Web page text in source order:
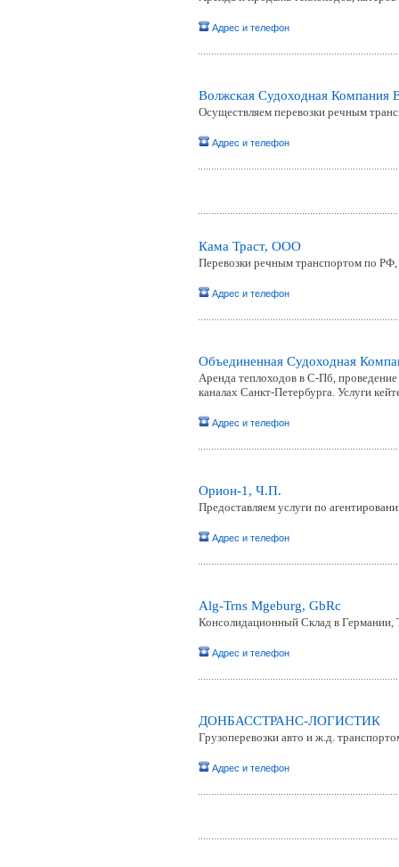
Адрес и телефон
Волжская Судоходная Компания
Осуществляем перевозки речным
Адрес и телефон
Кама Траст, ООО
Перевозки речным транспортом по
Адрес и телефон
Объединенная Судоходная
Аренда теплоходов в С-Пб,
каналах Санкт-Петербурга. Услуги
Адрес и телефон
Орион-1, Ч.П.
Предоставляем услуги по
Адрес и телефон
Alg-Trns Mgeburg, GbRc
Консолидационный Склад в
Адрес и телефон
ДОНБАССТРАНС-ЛОГИСТИК
Грузоперевозки авто и ж.д.
Адрес и телефон